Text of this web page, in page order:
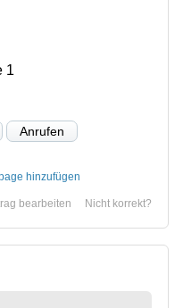
1
Anrufen
hinzufügen
Nicht korrekt?
bearbeiten